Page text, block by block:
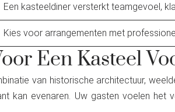
Een kasteeldiner versterkt teamgevoel,
Kies voor arrangementen met
Een Kasteel
van historische architectuur,
kan evenaren. Uw gasten voelen